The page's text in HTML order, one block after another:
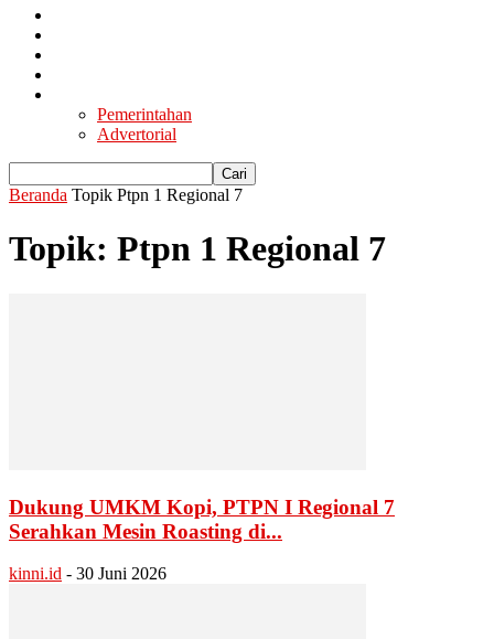
Pemerintahan
Advertorial
Beranda Topik Ptpn 1 Regional 7
Topik: Ptpn 1 Regional 7
Dukung UMKM Kopi, PTPN I Regional 7
Serahkan Mesin Roasting di...
kinni.id - 30 Juni 2026